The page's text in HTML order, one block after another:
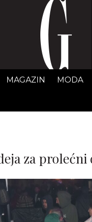
MAGAZIN MODA
za prolećni